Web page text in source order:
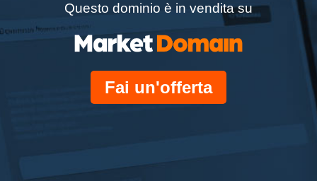
Questo dominio è in vendita su
Fai un'offerta